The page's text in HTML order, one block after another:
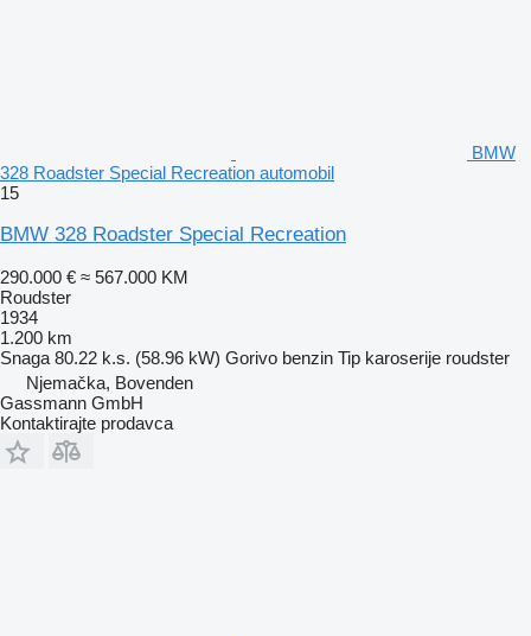
BMW
328 Roadster Special Recreation automobil
15
BMW 328 Roadster Special Recreation
290.000 € ≈ 567.000 KM
Roudster
1934
1.200 km
Snaga 80.22 k.s. (58.96 kW) Gorivo benzin Tip karoserije roudster
Njemačka, Bovenden
Gassmann GmbH
Kontaktirajte prodavca